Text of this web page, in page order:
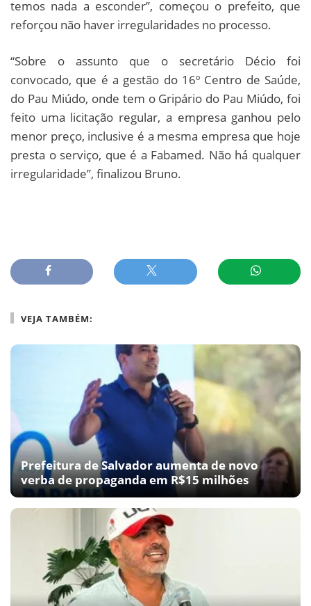
temos nada a esconder”, começou o prefeito, que
reforçou não haver irregularidades no processo.
“Sobre o assunto que o secretário Décio foi
convocado, que é a gestão do 16º Centro de Saúde,
do Pau Miúdo, onde tem o Gripário do Pau Miúdo, foi
feito uma licitação regular, a empresa ganhou pelo
menor preço, inclusive é a mesma empresa que hoje
presta o serviço, que é a Fabamed. Não há qualquer
irregularidade”, finalizou Bruno.
VEJA TAMBÉM:
Prefeitura de Salvador aumenta de novo
verba de propaganda em R$15 milhões